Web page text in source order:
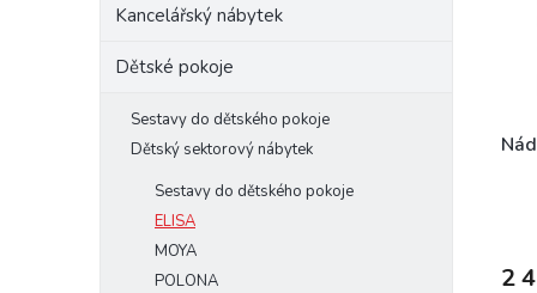
Kancelářský nábytek
Dětské pokoje
Sestavy do dětského pokoje
Dětský sektorový nábytek
Sestavy do dětského pokoje
ELISA
MOYA
POLONA
k
2